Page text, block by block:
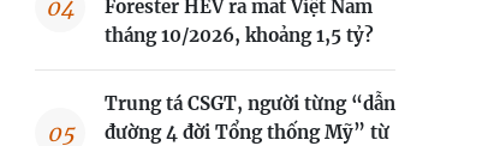
Forester HEV ra mắt Việt Nam
tháng 10/2026, khoảng 1,5 tỷ?
Trung tá CSGT, người từng “dẫn
đường 4 đời Tổng thống Mỹ” từ